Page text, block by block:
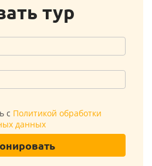
тур
с Политикой обработки
данных